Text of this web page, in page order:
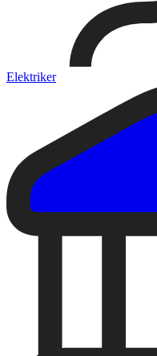
Elektriker